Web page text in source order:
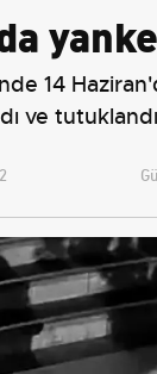
14
ve